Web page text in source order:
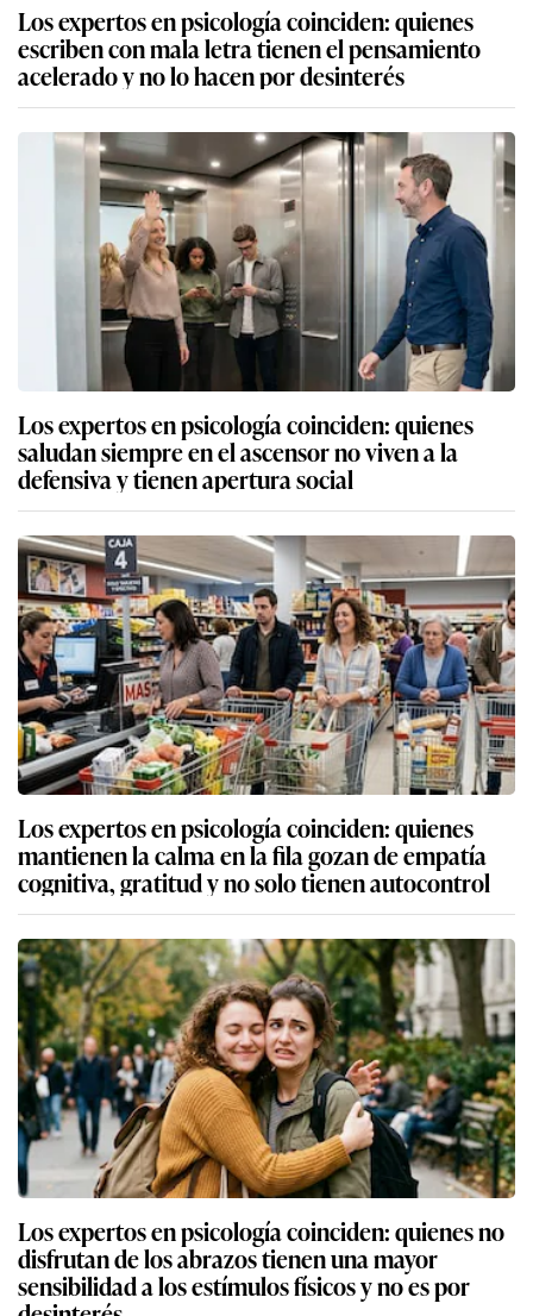
Los expertos en psicología coinciden: quienes
escriben con mala letra tienen el pensamiento
acelerado y no lo hacen por desinterés
Los expertos en psicología coinciden: quienes
saludan siempre en el ascensor no viven a la
defensiva y tienen apertura social
Los expertos en psicología coinciden: quienes
mantienen la calma en la fila gozan de empatía
cognitiva, gratitud y no solo tienen autocontrol
Los expertos en psicología coinciden: quienes no
disfrutan de los abrazos tienen una mayor
sensibilidad a los estímulos físicos y no es por